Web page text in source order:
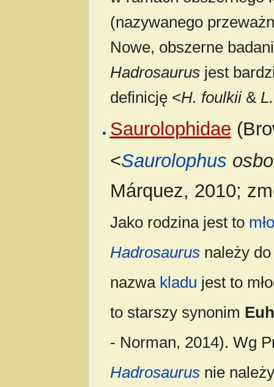
(nazywanego
Nowe, obszerne
Hadrosaurusjest
definicję <H. foulkii&
Saurolophidae
<Saurolophus
Márquez, 2010;
Jako rodzina jest to
Hadrosaurusnależy do
nazwa kladu jest to
to starszy synonim
- Norman, 2014). Wg
Hadrosaurusnie